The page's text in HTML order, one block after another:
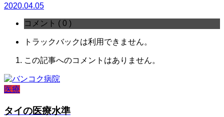
2020.04.05
コメント ( 0 )
トラックバックは利用できません。
この記事へのコメントはありません。
医療
タイの医療水準